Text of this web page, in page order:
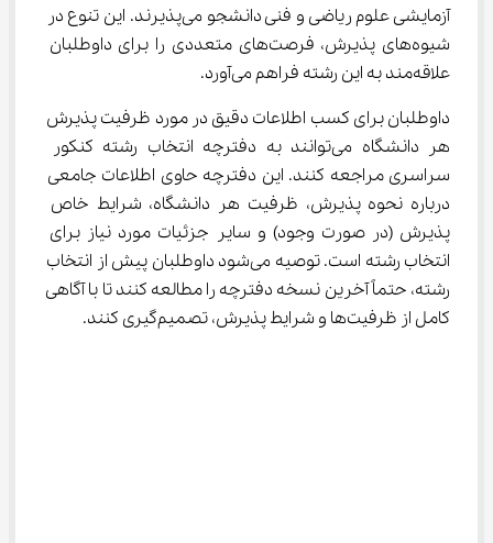
آزمایشی علوم ریاضی و فنی دانشجو می‌پذیرند. این تنوع در
شیوه‌های پذیرش، فرصت‌های متعددی را برای داوطلبان
علاقه‌مند به این رشته فراهم می‌آورد.
داوطلبان برای کسب اطلاعات دقیق در مورد ظرفیت پذیرش
هر دانشگاه می‌توانند به دفترچه انتخاب رشته کنکور
سراسری مراجعه کنند. این دفترچه حاوی اطلاعات جامعی
درباره نحوه پذیرش، ظرفیت هر دانشگاه، شرایط خاص
پذیرش (در صورت وجود) و سایر جزئیات مورد نیاز برای
انتخاب رشته است. توصیه می‌شود داوطلبان پیش از انتخاب
رشته، حتماً آخرین نسخه دفترچه را مطالعه کنند تا با آگاهی
کامل از ظرفیت‌ها و شرایط پذیرش، تصمیم‌گیری کنند.